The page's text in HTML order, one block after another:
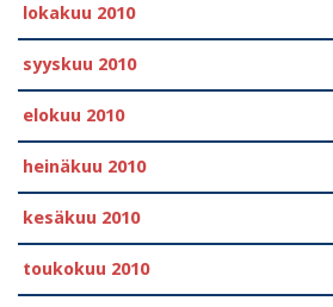
lokakuu 2010
syyskuu 2010
elokuu 2010
heinäkuu 2010
kesäkuu 2010
toukokuu 2010